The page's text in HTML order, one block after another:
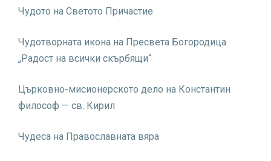
Чудото на Светото Причастие
Чудотворната икона на Пресвета Богородица
„Радост на всички скърбящи“
Църковно-мисионерското дело на Константин
философ — св. Кирил
Чудеса на Православната вяра